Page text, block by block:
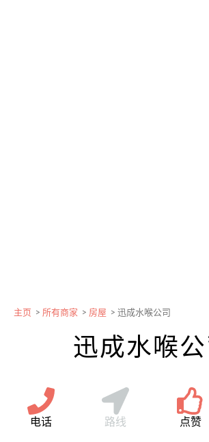
主页 > 所有商家 > 房屋 > 迅成水喉公司
迅成水喉公
电话 路线 点赞